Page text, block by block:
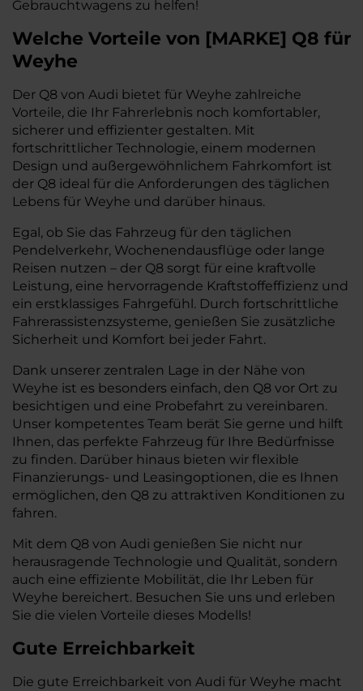
Gebrauchtwagens zu helfen!
Welche Vorteile von [MARKE] Q8 für
Weyhe
Der Q8 von Audi bietet für Weyhe zahlreiche
Vorteile, die Ihr Fahrerlebnis noch komfortabler,
sicherer und effizienter gestalten. Mit
fortschrittlicher Technologie, einem modernen
Design und außergewöhnlichem Fahrkomfort ist
der Q8 ideal für die Anforderungen des täglichen
Lebens für Weyhe und darüber hinaus.
Egal, ob Sie das Fahrzeug für den täglichen
Pendelverkehr, Wochenendausflüge oder lange
Reisen nutzen – der Q8 sorgt für eine kraftvolle
Leistung, eine hervorragende Kraftstoffeffizienz und
ein erstklassiges Fahrgefühl. Durch fortschrittliche
Fahrerassistenzsysteme, genießen Sie zusätzliche
Sicherheit und Komfort bei jeder Fahrt.
Dank unserer zentralen Lage in der Nähe von
Weyhe ist es besonders einfach, den Q8 vor Ort zu
besichtigen und eine Probefahrt zu vereinbaren.
Unser kompetentes Team berät Sie gerne und hilft
Ihnen, das perfekte Fahrzeug für Ihre Bedürfnisse
zu finden. Darüber hinaus bieten wir flexible
Finanzierungs- und Leasingoptionen, die es Ihnen
ermöglichen, den Q8 zu attraktiven Konditionen zu
fahren.
Mit dem Q8 von Audi genießen Sie nicht nur
herausragende Technologie und Qualität, sondern
auch eine effiziente Mobilität, die Ihr Leben für
Weyhe bereichert. Besuchen Sie uns und erleben
Sie die vielen Vorteile dieses Modells!
Gute Erreichbarkeit
Die gute Erreichbarkeit von Audi für Weyhe macht